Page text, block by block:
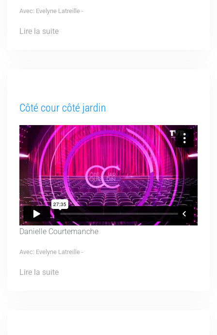
Avec: Evelyne Latreille -
Lire la suite
Côté cour côté jardin
Danielle Courtemanche
Avec: Evelyne Latreille -
Lire la suite